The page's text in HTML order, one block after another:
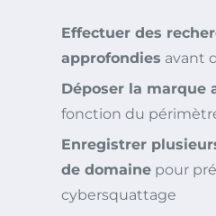
Effectuer des
approfondies avant
Déposer la marque
fonction du
Enregistrer
de domaine pour
cybersquattage